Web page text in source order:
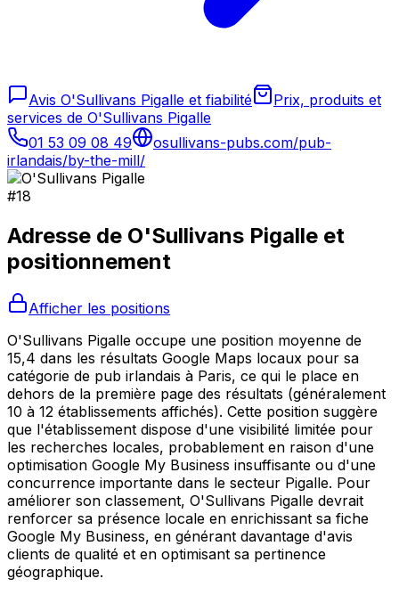
Avis O'Sullivans Pigalle et fiabilité
Prix, produits et
services de O'Sullivans Pigalle
01 53 09 08 49
osullivans-pubs.com/pub-
irlandais/by-the-mill/
#18
Adresse de O'Sullivans Pigalle et
positionnement
Afficher les positions
O'Sullivans Pigalle occupe une position moyenne de
15,4 dans les résultats Google Maps locaux pour sa
catégorie de pub irlandais à Paris, ce qui le place en
dehors de la première page des résultats (généralement
10 à 12 établissements affichés). Cette position suggère
que l'établissement dispose d'une visibilité limitée pour
les recherches locales, probablement en raison d'une
optimisation Google My Business insuffisante ou d'une
concurrence importante dans le secteur Pigalle. Pour
améliorer son classement, O'Sullivans Pigalle devrait
renforcer sa présence locale en enrichissant sa fiche
Google My Business, en générant davantage d'avis
clients de qualité et en optimisant sa pertinence
géographique.